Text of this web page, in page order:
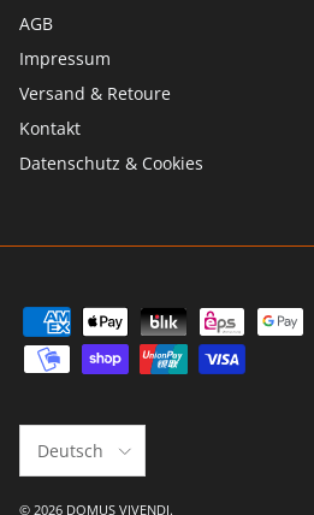
AGB
Impressum
Versand & Retoure
Kontakt
Datenschutz & Cookies
Deutsch
© 2026 DOMUS VIVENDI.